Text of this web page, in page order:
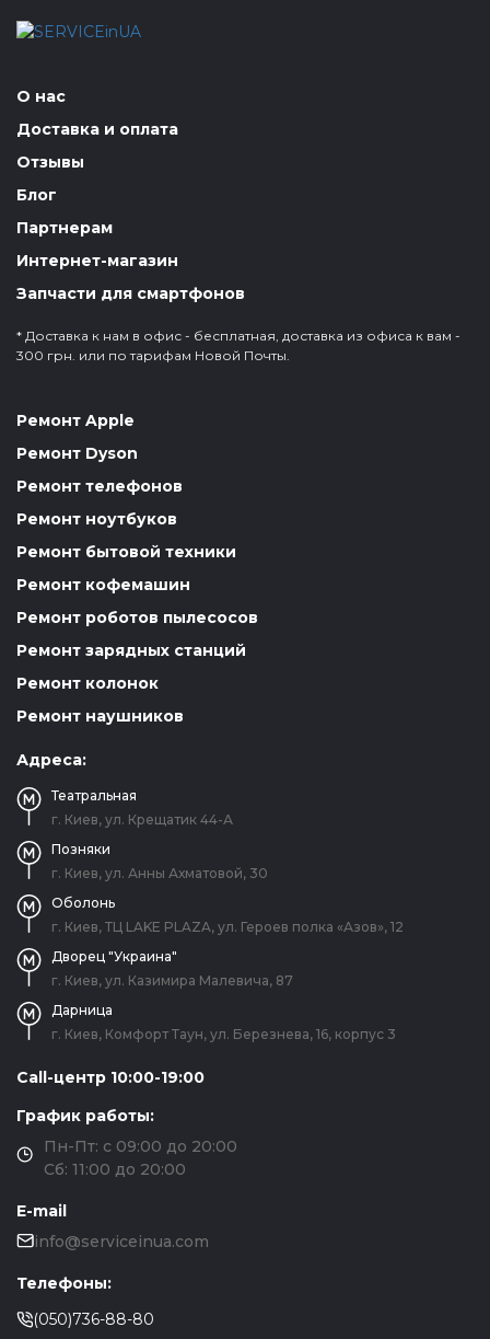
О нас
Доставка и оплата
Отзывы
Блог
Партнерам
Интернет-магазин
Запчасти для смартфонов
* Доставка к нам в офис - бесплатная, доставка из офиса к вам -
300 грн. или по тарифам Новой Почты.
Ремонт Apple
Ремонт Dyson
Ремонт телефонов
Ремонт ноутбуков
Ремонт бытовой техники
Ремонт кофемашин
Ремонт роботов пылесосов
Ремонт зарядных станций
Ремонт колонок
Ремонт наушников
Адреса:
Театральная
г. Киев, ул. Крещатик 44-А
Позняки
г. Киев, ул. Анны Ахматовой, 30
Оболонь
г. Киев, ТЦ LAKE PLAZA, ул. Героев полка «Азов», 12
Дворец "Украина"
г. Киев, ул. Казимира Малевича, 87
Дарница
г. Киев, Комфорт Таун, ул. Березнева, 16, корпус 3
Call-центр 10:00-19:00
График работы:
Пн-Пт: с 09:00 до 20:00
Сб: 11:00 до 20:00
E-mail
info@serviceinua.com
Телефоны:
(050)736-88-80